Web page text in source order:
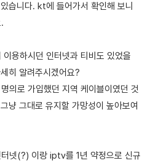
습니다. kt에 들어가서 확인해 보니
용하시던 인터넷과 티비도 있었을
히 알려주시겠어요?
의로 가입했던 지역 케이블이였던 것
냥 그대로 유지할 가망성이 높아보여
넷(?) 이랑 iptv를 1년 약정으로 신규